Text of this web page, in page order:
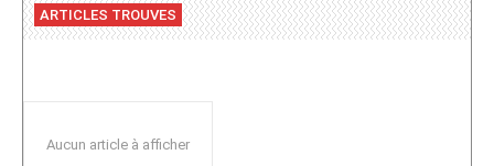
ARTICLES TROUVES
Aucun article à afficher